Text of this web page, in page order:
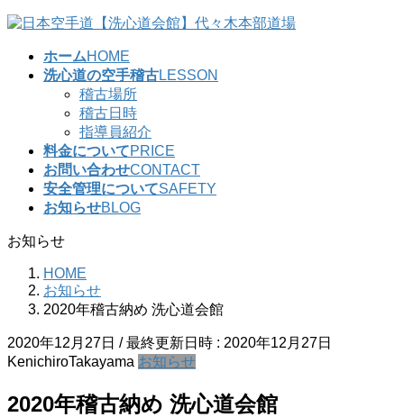
コ
ナ
ホームHOME
洗心道の空手稽古LESSON
稽古場所
稽古日時
指導員紹介
料金についてPRICE
お問い合わせCONTACT
安全管理についてSAFETY
お知らせBLOG
お知らせ
HOME
お知らせ
2020年稽古納め 洗心道会館
2020年12月27日 / 最終更新日時 : 2020年12月27日
KenichiroTakayama お知らせ
2020年稽古納め 洗心道会館